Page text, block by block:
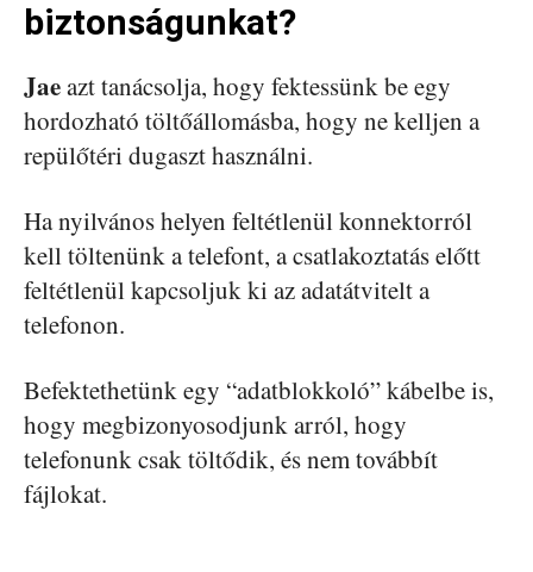
biztonságunkat?
Jaeazt tanácsolja, hogy fektessünk be egy
hordozható töltőállomásba, hogy ne kelljen a
repülőtéri dugaszt használni.
Ha nyilvános helyen feltétlenül konnektorról
kell töltenünk a telefont, a csatlakoztatás előtt
feltétlenül kapcsoljuk ki az adatátvitelt a
telefonon.
Befektethetünk egy “adatblokkoló” kábelbe is,
hogy megbizonyosodjunk arról, hogy
telefonunk csak töltődik, és nem továbbít
fájlokat.